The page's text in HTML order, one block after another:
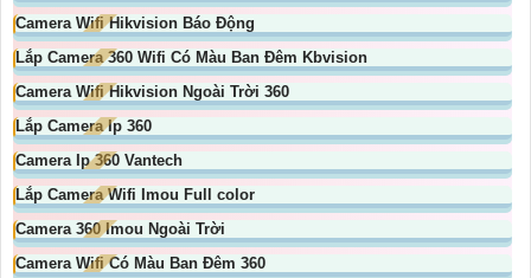
Camera Wifi Hikvision Báo Động
Lắp Camera 360 Wifi Có Màu Ban Đêm Kbvision
Camera Wifi Hikvision Ngoài Trời 360
Lắp Camera Ip 360
Camera Ip 360 Vantech
Lắp Camera Wifi Imou Full color
Camera 360 Imou Ngoài Trời
Camera Wifi Có Màu Ban Đêm 360